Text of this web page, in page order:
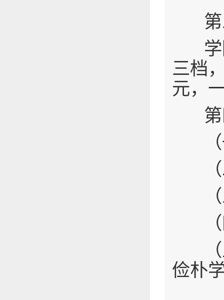
第
学
三档
元，
第
（
（
（
（
（
俭朴